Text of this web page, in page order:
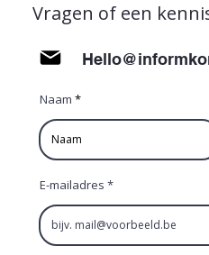
Vragen of een
Naam
E-mailadres